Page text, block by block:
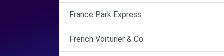
France Park Express
French Voiturier & Co